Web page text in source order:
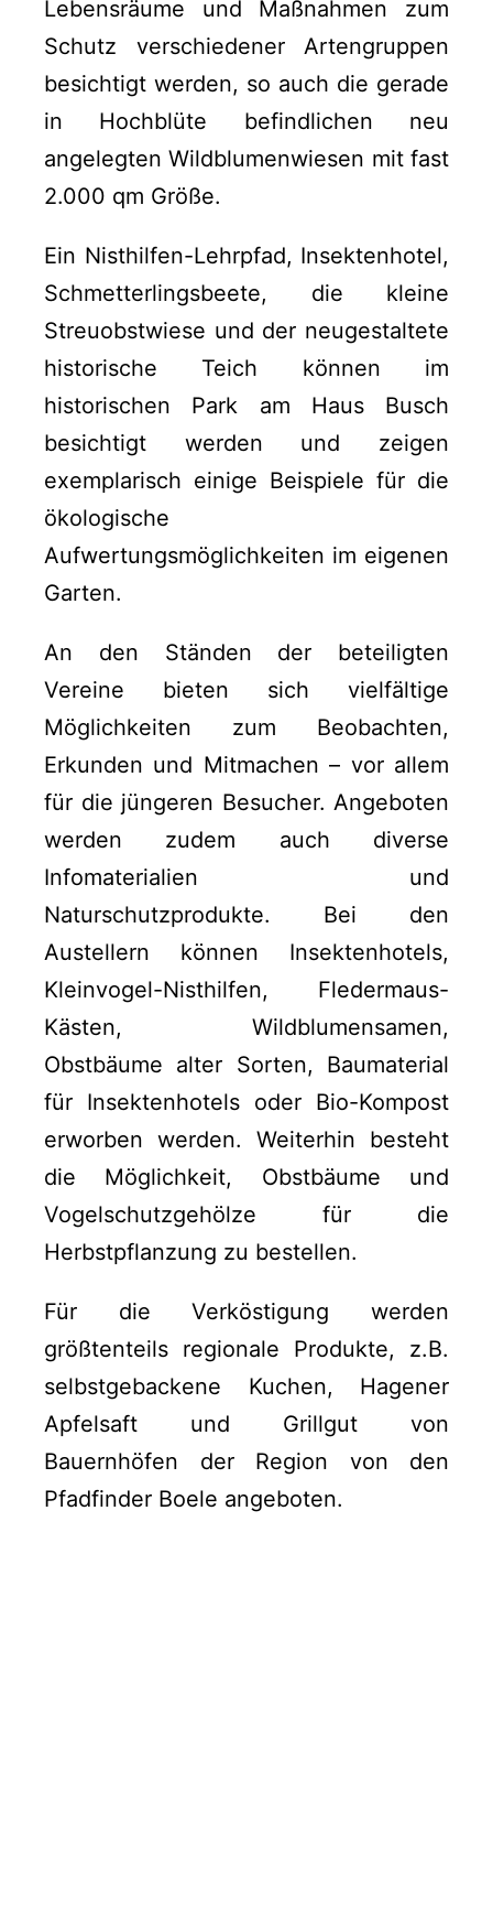
Lebensräume und Maßnahmen zum
Schutz verschiedener Artengruppen
besichtigt werden, so auch die gerade
in Hochblüte befindlichen neu
angelegten Wildblumenwiesen mit fast
2.000 qm Größe.
Ein Nisthilfen-Lehrpfad, Insektenhotel,
Schmetterlingsbeete, die kleine
Streuobstwiese und der neugestaltete
historische Teich können im
historischen Park am Haus Busch
besichtigt werden und zeigen
exemplarisch einige Beispiele für die
ökologische
Aufwertungsmöglichkeiten im eigenen
Garten.
An den Ständen der beteiligten
Vereine bieten sich vielfältige
Möglichkeiten zum Beobachten,
Erkunden und Mitmachen – vor allem
für die jüngeren Besucher. Angeboten
werden zudem auch diverse
Infomaterialien und
Naturschutzprodukte. Bei den
Austellern können Insektenhotels,
Kleinvogel-Nisthilfen, Fledermaus-
Kästen, Wildblumensamen,
Obstbäume alter Sorten, Baumaterial
für Insektenhotels oder Bio-Kompost
erworben werden. Weiterhin besteht
die Möglichkeit, Obstbäume und
Vogelschutzgehölze für die
Herbstpflanzung zu bestellen.
Für die Verköstigung werden
größtenteils regionale Produkte, z.B.
selbstgebackene Kuchen, Hagener
Apfelsaft und Grillgut von
Bauernhöfen der Region von den
Pfadfinder Boele angeboten.